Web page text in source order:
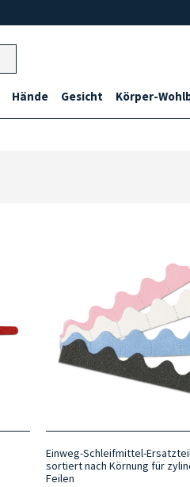
Hände Gesicht Körper-
Einweg-Schleifmittel-
sortiert nach Körnung für
Feilen